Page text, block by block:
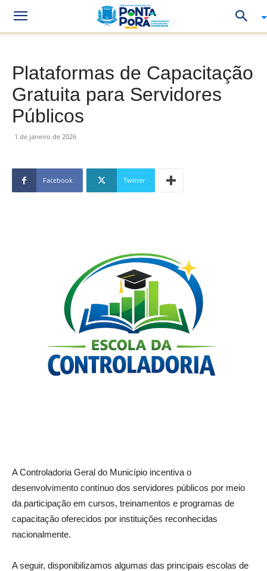
Plataformas de Capacitação
Gratuita para Servidores
Públicos
1 de janeiro de 2026
Facebook Twitter
A Controladoria Geral do Município incentiva o
desenvolvimento contínuo dos servidores públicos por meio
da participação em cursos, treinamentos e programas de
capacitação oferecidos por instituições reconhecidas
nacionalmente.
A seguir, disponibilizamos algumas das principais escolas de